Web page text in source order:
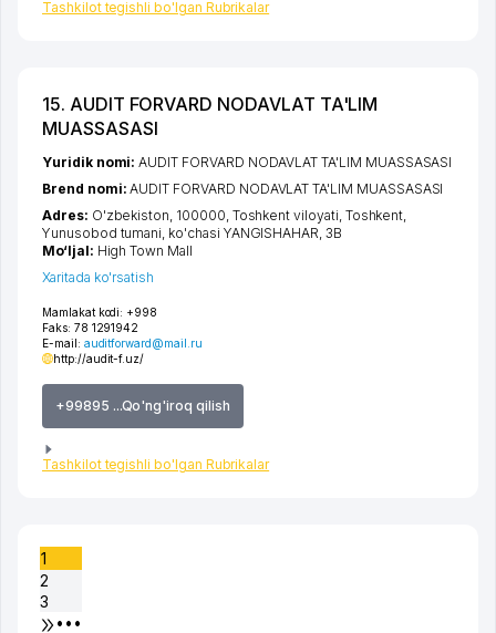
Tashkilot tegishli bo'lgan Rubrikalar
15. AUDIT FORVARD NODAVLAT TA'LIM
MUASSASASI
Mamlakat kodi: +998
Faks: 78 1291942
E-mail: auditforward@mail.ru
http://audit-f.uz/
+99895 ...Qo'ng'iroq qilish
Tashkilot tegishli bo'lgan Rubrikalar
Yuridik nomi:AUDIT FORVARD NODAVLAT TA'LIM MUASSASASI
Brend nomi:AUDIT FORVARD NODAVLAT TA'LIM MUASSASASI
Adres: O'zbekiston, 100000, Toshkent viloyati, Toshkent,
Yunusobod tumani, ko'chasi YANGISHAHAR, 3B
Mo‘ljal: High Town Mall
Xaritada ko'rsatish
1
2
3
•••